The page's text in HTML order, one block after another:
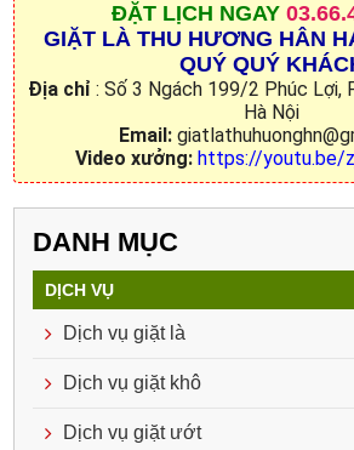
ĐẶT LỊCH NGAY
GIẶT LÀ THU HƯƠNG HÂN
QUÝ QUÝ
Địa chỉ : Số 3 Ngách 199/2 Phúc Lợi,
Hà Nội
Email:
Video xưởng: https://youtu.be/
DANH MỤC
DỊCH VỤ
Dịch vụ giặt là
Dịch vụ giặt khô
Dịch vụ giặt ướt